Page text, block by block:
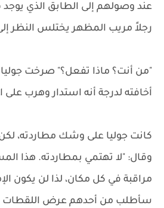
عند وصولهم إلى الطابق الذي يوجد
رجلاً مريب المظهر يختلس النظر
"من أنت؟ ماذا تفعل؟" صرخت جوليا
أخافته لدرجة أنه استدار وهرب على
كانت جوليا على وشك مطاردته،
وقال: "لا تهتمي بمطاردته. هذا
مراقبة في كل مكان، لذا لن يكون
سأطلب من أحدهم عرض اللقطات